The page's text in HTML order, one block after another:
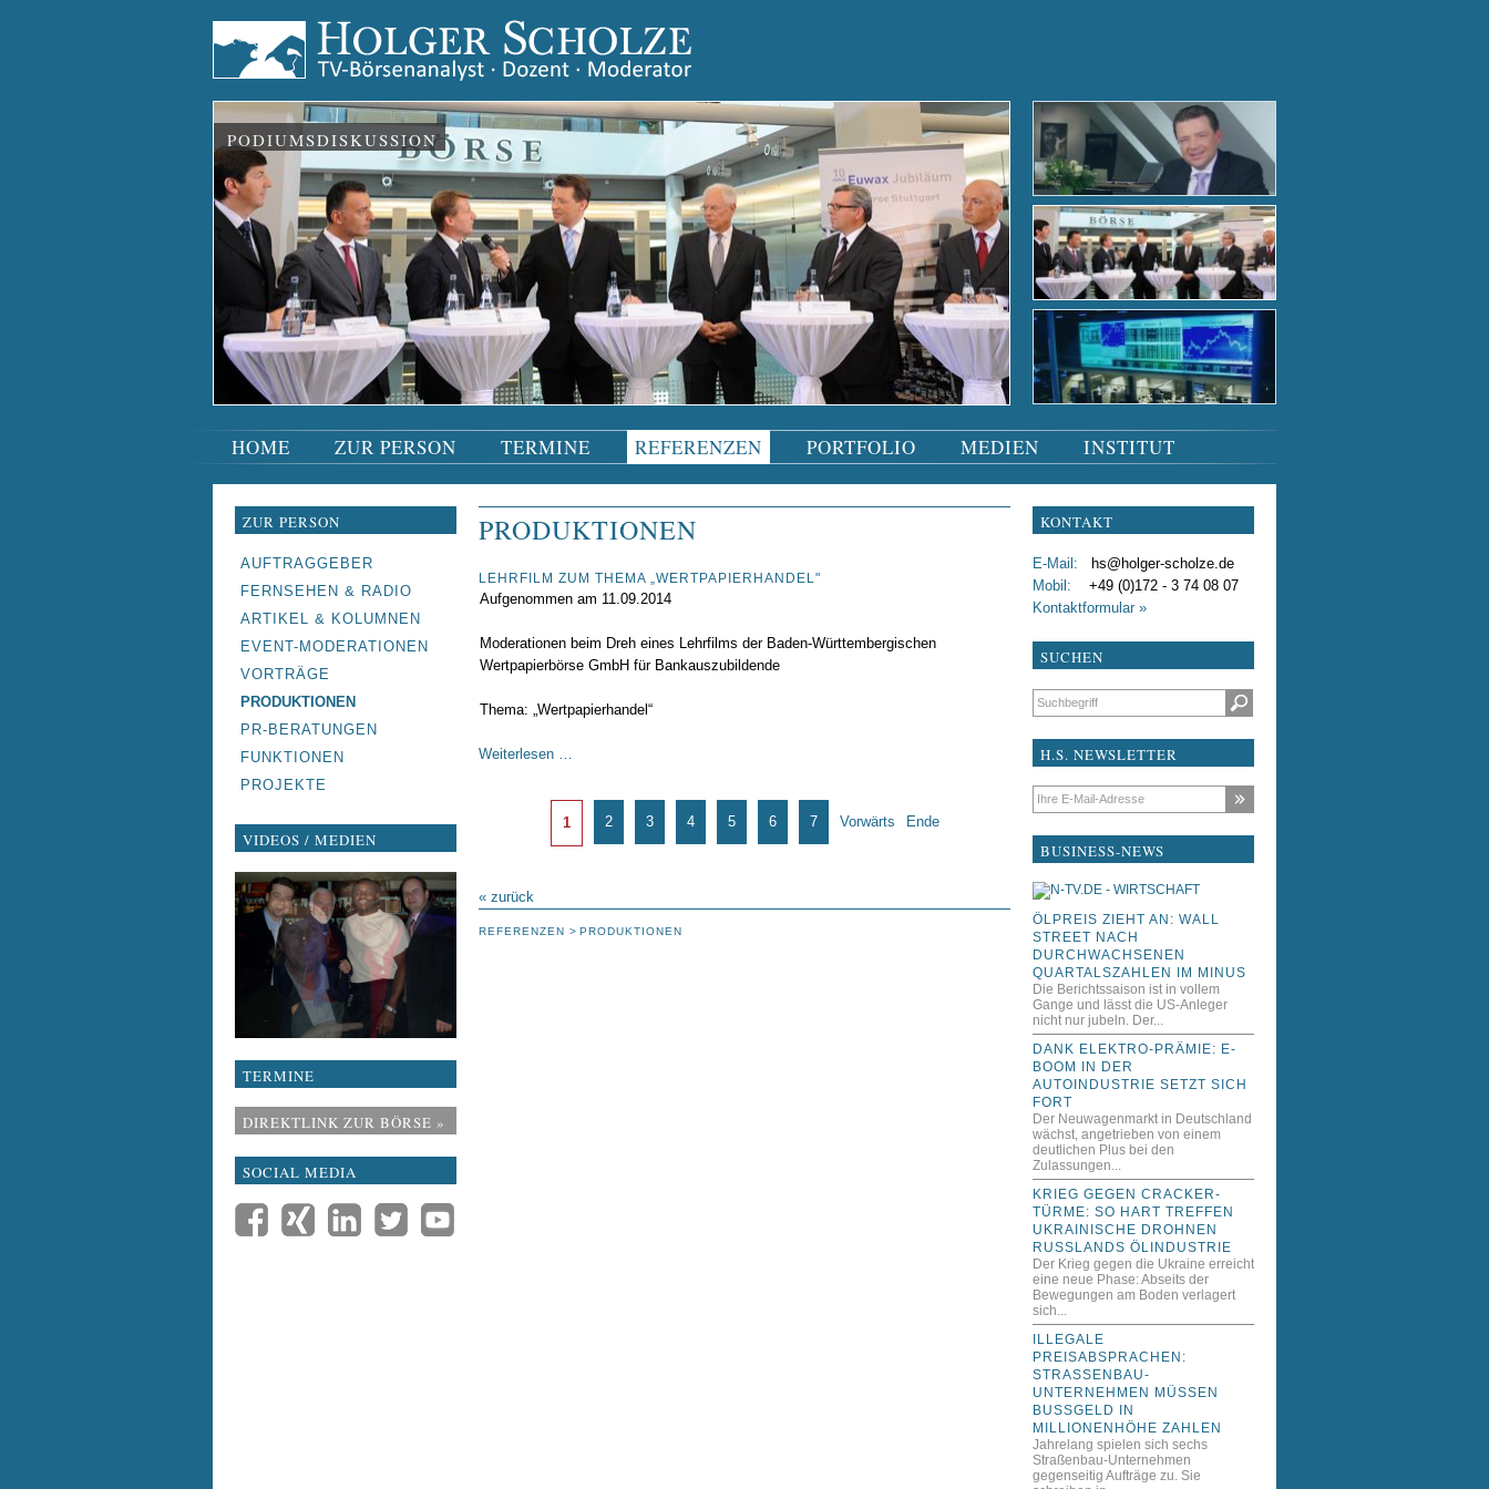
PODIUMSDISKUSSION
Der Börsensaal bei Nacht
Tiefgründige Gespräche
Podiumsdiskussion
Der Börsensaal bei Nacht
testxdddfdf
Liebe Kollegen
Navigation
überspringen
HOME ZUR PERSON TERMINE REFERENZEN PORTFOLIO MEDIEN INSTITUT
PRODUKTIONEN
LEHRFILM ZUM THEMA „WERTPAPIERHANDEL"
Aufgenommen am 11.09.2014
Moderationen beim Dreh eines Lehrfilms der Baden-Württembergischen
Wertpapierbörse GmbH für Bankauszubildende
Thema: „Wertpapierhandel“
Weiterlesen …
Thema
„Wertpapierhandel"
Seite 1 von 10
1
2 3 4 5 6 7 Vorwärts Ende
« zurück
REFERENZEN PRODUKTIONEN
ZUR PERSON
NAVIGATION
ÜBERSPRINGEN
AUFTRAGGEBER
FERNSEHEN & RADIO
ARTIKEL & KOLUMNEN
EVENT-MODERATIONEN
VORTRÄGE
PRODUKTIONEN
PR-BERATUNGEN
FUNKTIONEN
PROJEKTE
VIDEOS / MEDIEN
TERMINE
DIREKTLINK ZUR BÖRSE »
SOCIAL MEDIA
KONTAKT
E-Mail:
hs@holger-scholze.de
Mobil: +49 (0)172 - 3 74 08 07
Kontaktformular »
SUCHEN
Suchbegriffe
H.S. NEWSLETTER
E-Mail-Adresse
BUSINESS-NEWS
ÖLPREIS ZIEHT AN: WALL
STREET NACH
DURCHWACHSENEN
QUARTALSZAHLEN IM MINUS
Die Berichtssaison ist in vollem
Gange und lässt die US-Anleger
nicht nur jubeln. Der...
DANK ELEKTRO-PRÄMIE: E-
BOOM IN DER
AUTOINDUSTRIE SETZT SICH
FORT
Der Neuwagenmarkt in Deutschland
wächst, angetrieben von einem
deutlichen Plus bei den
Zulassungen...
KRIEG GEGEN CRACKER-
TÜRME: SO HART TREFFEN
UKRAINISCHE DROHNEN
RUSSLANDS ÖLINDUSTRIE
Der Krieg gegen die Ukraine erreicht
eine neue Phase: Abseits der
Bewegungen am Boden verlagert
sich...
ILLEGALE
PREISABSPRACHEN:
STRASSENBAU-U
NTERNEHMEN MÜSSEN B
USSGELD IN MI
LLIONENHÖHE ZAHLEN
Jahrelang spielen sich sechs
Straßenbau-Unternehmen
gegenseitig Aufträge zu. Sie